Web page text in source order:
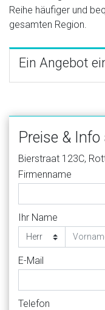
Reihe häufiger und
gesamten Region.
Ein Angebot
Preise &
Bierstraat 123C,
Firmenname
Ihr Name
E-Mail
Telefon